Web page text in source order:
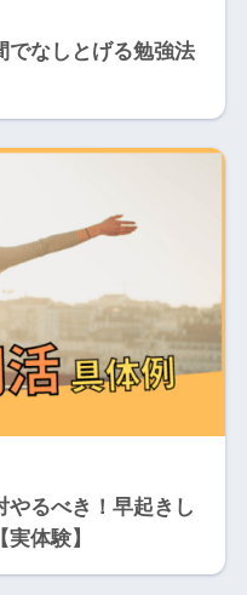
でなしとげる勉強法
やるべき！早起きし
体験】